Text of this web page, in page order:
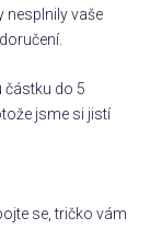
nesplnily vaše
částku do 5
jsme si jistí
se, tričko vám